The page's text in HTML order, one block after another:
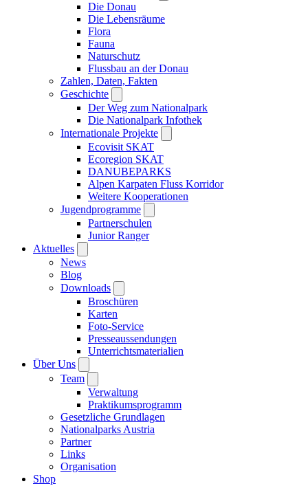
Die Donau
Die Lebensräume
Flora
Fauna
Naturschutz
Flussbau an der Donau
Zahlen, Daten, Fakten
Geschichte
Der Weg zum Nationalpark
Die Nationalpark Infothek
Internationale Projekte
Ecovisit SKAT
Ecoregion SKAT
DANUBEPARKS
Alpen Karpaten Fluss Korridor
Weitere Kooperationen
Jugendprogramme
Partnerschulen
Junior Ranger
Aktuelles
News
Blog
Downloads
Broschüren
Karten
Foto-Service
Presseaussendungen
Unterrichtsmaterialien
Über Uns
Team
Verwaltung
Praktikumsprogramm
Gesetzliche Grundlagen
Nationalparks Austria
Partner
Links
Organisation
Shop